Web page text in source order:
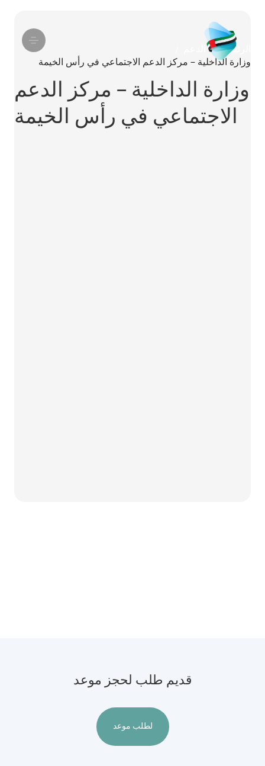
الرئيسية /
وزارة الداخلية – مركز الدعم الاجتماعي في رأس الخيمة
وزارة الداخلية – مركز الدعم
الاجتماعي في رأس الخيمة
قديم طلب لحجز موعد
لطلب موعد